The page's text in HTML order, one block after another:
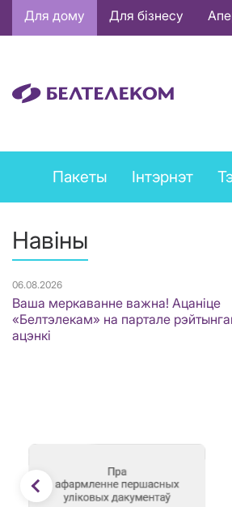
Основная
навигация
Для дому Для бізнесу
Private
services
Пакеты Інтэрнэт
Навіны
06.08.2026
Ваша меркаванне важна! Ацаніце
«Белтэлекам» на партале
ацэнкі